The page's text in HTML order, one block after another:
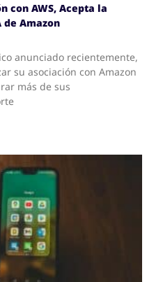
con AWS, Acepta la
de Amazon
anunciado recientemente,
su asociación con Amazon
más de sus